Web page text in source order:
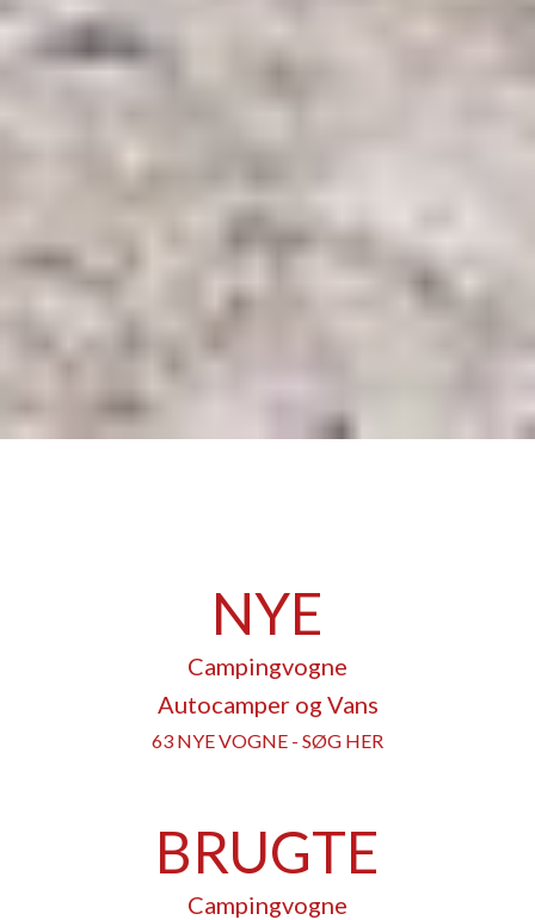
NYE
Campingvogne
Autocamper og Vans
63 NYE VOGNE - SØG HER
BRUGTE
Campingvogne